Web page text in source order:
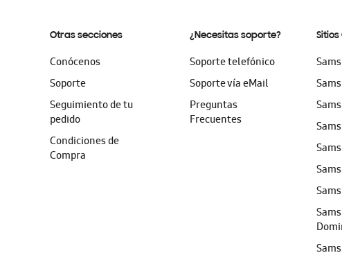
Otras secciones
Conócenos
Soporte
Seguimiento de tu
pedido
Condiciones de
Compra
¿Necesitas soporte?
Soporte telefónico
Soporte vía eMail
Preguntas
Frecuentes